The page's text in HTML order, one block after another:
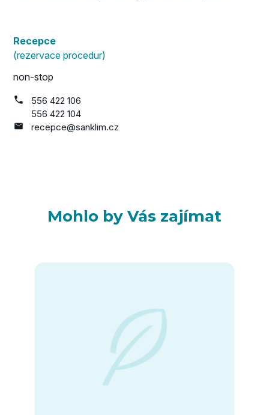
Recepce
(rezervace procedur)
non-stop
556 422 106
556 422 104
recepce@sanklim.cz
Mohlo by Vás zajímat